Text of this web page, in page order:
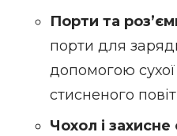
Порти та
порти для
допомогою
стисненого
Чохол і захисне